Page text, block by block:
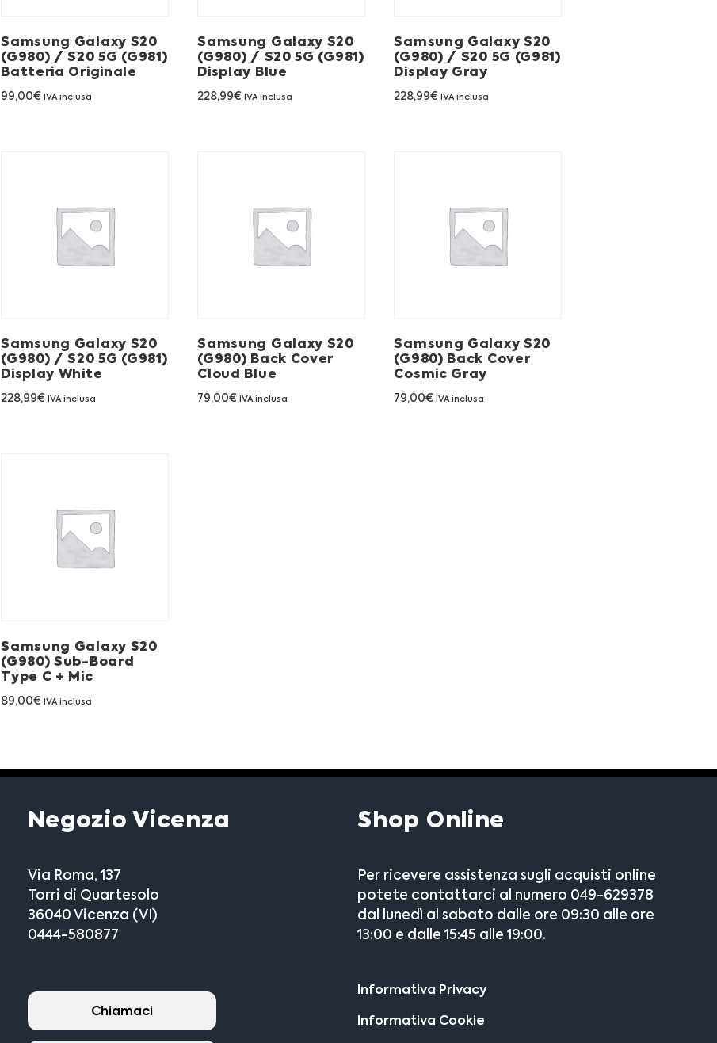
Samsung Galaxy S20
(G980) / S20 5G (G981)
Batteria Originale
99,00€ IVA inclusa
Samsung Galaxy S20
(G980) / S20 5G (G981)
Display Blue
228,99€ IVA inclusa
Samsung Galaxy S20
(G980) / S20 5G (G981)
Display Gray
228,99€ IVA inclusa
Samsung Galaxy S20
(G980) / S20 5G (G981)
Display White
228,99€ IVA inclusa
Samsung Galaxy S20
(G980) Back Cover
Cloud Blue
79,00€ IVA inclusa
Samsung Galaxy S20
(G980) Back Cover
Cosmic Gray
79,00€ IVA inclusa
Samsung Galaxy S20
(G980) Sub-Board
Type C + Mic
89,00€ IVA inclusa
Negozio Vicenza
Via Roma, 137
Torri di Quartesolo
36040 Vicenza (VI)
0444-580877
Chiamaci
Shop Online
Per ricevere assistenza sugli acquisti online
potete contattarci al numero 049-629378
dal lunedì al sabato dalle ore 09:30 alle ore
13:00 e dalle 15:45 alle 19:00.
Informativa Privacy
Informativa Cookie